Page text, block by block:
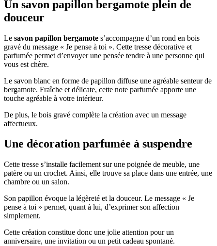
Un savon papillon bergamote plein de
douceur
Le savon papillon bergamote s’accompagne d’un rond en bois
gravé du message « Je pense à toi ». Cette tresse décorative et
parfumée permet d’envoyer une pensée tendre à une personne qui
vous est chère.
Le savon blanc en forme de papillon diffuse une agréable senteur de
bergamote. Fraîche et délicate, cette note parfumée apporte une
touche agréable à votre intérieur.
De plus, le bois gravé complète la création avec un message
affectueux.
Une décoration parfumée à suspendre
Cette tresse s’installe facilement sur une poignée de meuble, une
patère ou un crochet. Ainsi, elle trouve sa place dans une entrée, une
chambre ou un salon.
Son papillon évoque la légèreté et la douceur. Le message « Je
pense à toi » permet, quant à lui, d’exprimer son affection
simplement.
Cette création constitue donc une jolie attention pour un
anniversaire, une invitation ou un petit cadeau spontané.